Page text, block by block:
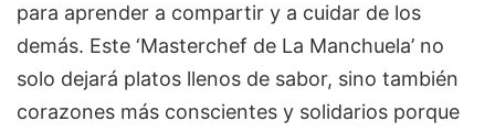
para aprender a compartir y a cuidar de los
demás. Este ‘Masterchef de La Manchuela’ no
solo dejará platos llenos de sabor, sino también
corazones más conscientes y solidarios porque